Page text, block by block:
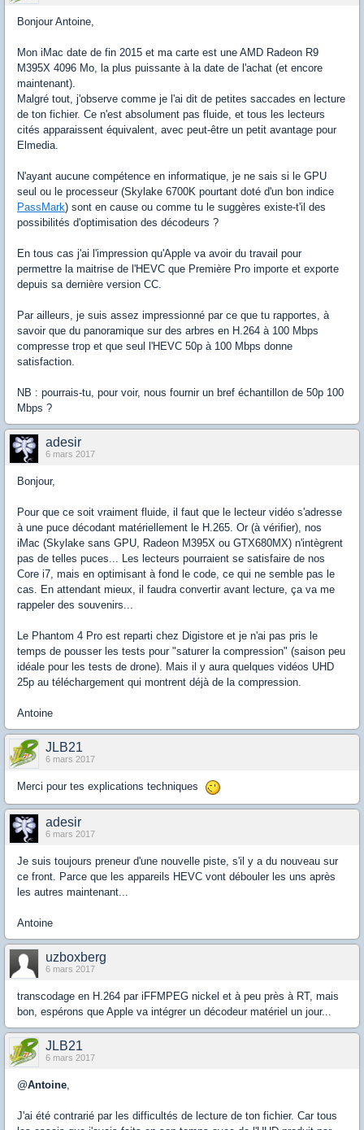
Bonjour Antoine,
Mon iMac date de fin 2015 et ma carte est une AMD Radeon R9
M395X 4096 Mo, la plus puissante à la date de l'achat (et encore
maintenant).
Malgré tout, j'observe comme je l'ai dit de petites saccades en lecture
de ton fichier. Ce n'est absolument pas fluide, et tous les lecteurs
cités apparaissent équivalent, avec peut-être un petit avantage pour
Elmedia.
N'ayant aucune compétence en informatique, je ne sais si le GPU
seul ou le processeur (Skylake 6700K pourtant doté d'un bon indice
PassMark) sont en cause ou comme tu le suggères existe-t'il des
possibilités d'optimisation des décodeurs ?
En tous cas j'ai l'impression qu'Apple va avoir du travail pour
permettre la maitrise de l'HEVC que Première Pro importe et exporte
depuis sa dernière version CC.
Par ailleurs, je suis assez impressionné par ce que tu rapportes, à
savoir que du panoramique sur des arbres en H.264 à 100 Mbps
compresse trop et que seul l'HEVC 50p à 100 Mbps donne
satisfaction.
NB : pourrais-tu, pour voir, nous fournir un bref échantillon de 50p 100
Mbps ?
adesir
6 mars 2017
Bonjour,
Pour que ce soit vraiment fluide, il faut que le lecteur vidéo s'adresse
à une puce décodant matériellement le H.265. Or (à vérifier), nos
iMac (Skylake sans GPU, Radeon M395X ou GTX680MX) n'intègrent
pas de telles puces... Les lecteurs pourraient se satisfaire de nos
Core i7, mais en optimisant à fond le code, ce qui ne semble pas le
cas. En attendant mieux, il faudra convertir avant lecture, ça va me
rappeler des souvenirs...
Le Phantom 4 Pro est reparti chez Digistore et je n'ai pas pris le
temps de pousser les tests pour "saturer la compression" (saison peu
idéale pour les tests de drone). Mais il y aura quelques vidéos UHD
25p au téléchargement qui montrent déjà de la compression.
Antoine
JLB21
6 mars 2017
Merci pour tes explications techniques
adesir
6 mars 2017
Je suis toujours preneur d'une nouvelle piste, s'il y a du nouveau sur
ce front. Parce que les appareils HEVC vont débouler les uns après
les autres maintenant...
Antoine
uzboxberg
6 mars 2017
transcodage en H.264 par iFFMPEG nickel et à peu près à RT, mais
bon, espérons que Apple va intégrer un décodeur matériel un jour...
JLB21
6 mars 2017
@Antoine
J'ai été contrarié par les difficultés de lecture de ton fichier. Car tous